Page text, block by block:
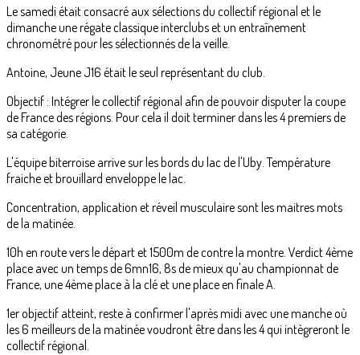
Le samedi était consacré aux sélections du collectif régional et le
dimanche une régate classique interclubs et un entraînement
chronométré pour les sélectionnés de la veille.
Antoine, Jeune J16 était le seul représentant du club.
Objectif : Intégrer le collectif régional afin de pouvoir disputer la coupe
de France des régions. Pour cela il doit terminer dans les 4 premiers de
sa catégorie.
L'équipe biterroise arrive sur les bords du lac de l'Uby. Température
fraiche et brouillard enveloppe le lac.
Concentration, application et réveil musculaire sont les maitres mots
de la matinée.
10h en route vers le départ et 1500m de contre la montre. Verdict 4ème
place avec un temps de 6mn16, 8s de mieux qu'au championnat de
France, une 4ème place à la clé et une place en finale A.
1er objectif atteint, reste à confirmer l'après midi avec une manche où
les 6 meilleurs de la matinée voudront être dans les 4 qui intègreront le
collectif régional.